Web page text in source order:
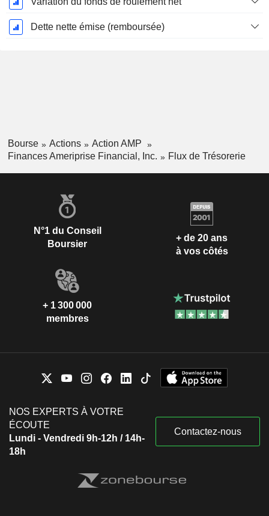
Dette nette émise (remboursée)
Bourse Actions
Action AMP
Finances Ameriprise Financial, Inc.
Flux de Trésorerie
N°1 du Conseil
Boursier
+ de 20 ans
à vos côtés
+ 1 300 000
membres
NOS EXPERTS À VOTRE
ÉCOUTE
Lundi - Vendredi 9h-12h / 14h-
18h
Contactez-nous